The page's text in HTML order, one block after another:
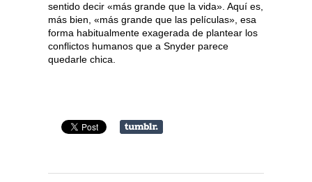
sentido decir «más grande que la vida». Aquí es,
más bien, «más grande que las películas», esa
forma habitualmente exagerada de plantear los
conflictos humanos que a Snyder parece
quedarle chica.